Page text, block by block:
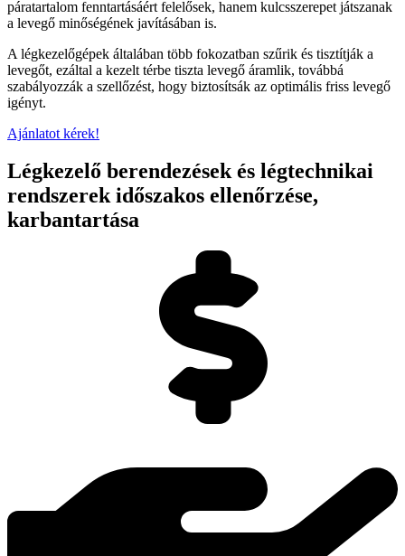
páratartalom fenntartásáért felelősek, hanem kulcsszerepet játszanak
a levegő minőségének javításában is.
A légkezelőgépek általában több fokozatban szűrik és tisztítják a
levegőt, ezáltal a kezelt térbe tiszta levegő áramlik, továbbá
szabályozzák a szellőzést, hogy biztosítsák az optimális friss levegő
igényt.
Ajánlatot kérek!
Légkezelő berendezések és légtechnikai
rendszerek időszakos ellenőrzése,
karbantartása